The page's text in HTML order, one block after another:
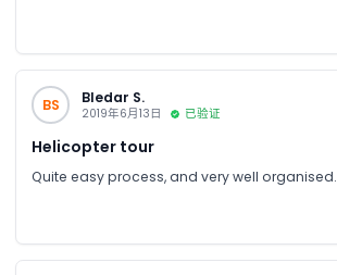
BS Bledar S.
2019年6月13日 已验证
Helicopter tour
Quite easy process, and very well organised.